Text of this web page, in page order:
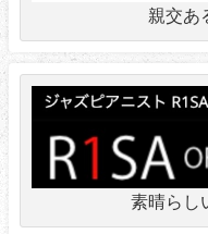
親交あ
素晴らし